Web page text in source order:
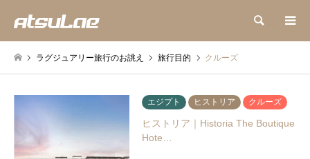
検索
ラグジュアリー旅行のお誂え 旅行目的 クルーズ
エジプト ヒストリア クルーズ
ヒストリア｜Historia The Boutique
Hote…